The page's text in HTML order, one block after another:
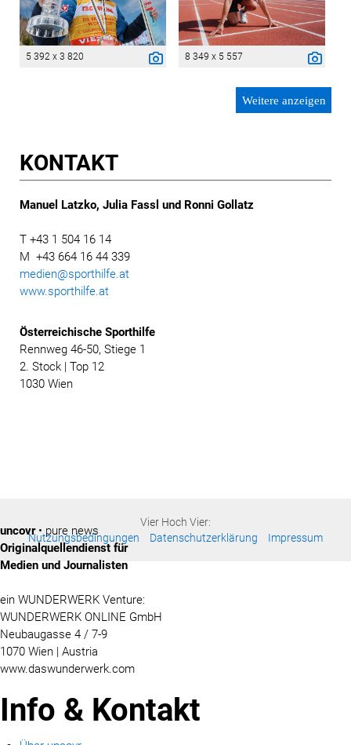
5 392 x 3 820 8 349 x 5 557
Weitere anzeigen
KONTAKT
Manuel Latzko, Julia Fassl und Ronni Gollatz
T +43 1 504 16 14
M +43 664 16 44 339
medien@sporthilfe.at
www.sporthilfe.at
Österreichische Sporthilfe
Rennweg 46-50, Stiege 1
2. Stock | Top 12
1030 Wien
Vier Hoch Vier:
Nutzungsbedingungen
Datenschutzerklärung Impressum
uncovr• pure news
Originalquellendienst für
Medien und Journalisten
ein WUNDERWERK Venture:
WUNDERWERK ONLINE GmbH
Neubaugasse 4 / 7-9
1070 Wien | Austria
www.daswunderwerk.com
Info & Kontakt